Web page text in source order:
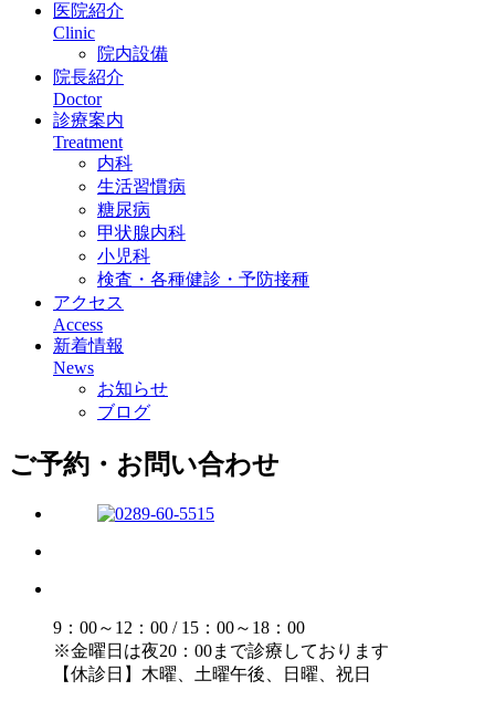
医院紹介
Clinic
院内設備
院長紹介
Doctor
診療案内
Treatment
内科
生活習慣病
糖尿病
甲状腺内科
小児科
検査・各種健診・予防接種
アクセス
Access
新着情報
News
お知らせ
ブログ
ご予約・お問い合わせ
9：00～12：00 / 15：00～18：00
※金曜日は夜20：00まで診療しております
【休診日】木曜、土曜午後、日曜、祝日